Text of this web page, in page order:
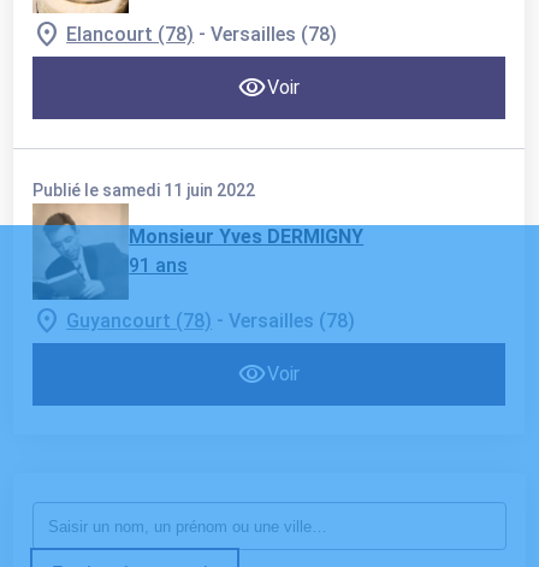
Elancourt (78) -Versailles (78)
Voir
Publié le samedi 11 juin 2022
Monsieur Yves DERMIGNY
91 ans
Guyancourt (78) -Versailles (78)
Voir